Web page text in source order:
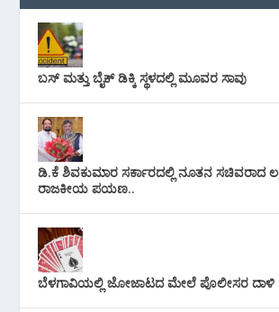
ಬಸ್ ಮತ್ತು ಬೈಕ್ ಡಿಕ್ಕಿ ಸ್ಥಳದಲ್ಲಿ ಮೂವರ ಸಾವು
ಡಿ.ಕೆ ಶಿವಕುಮಾರ ಸರ್ಕಾರದಲ್ಲಿ ನೂತನ ಸಚಿವರಾದ
ರಾಜಕೀಯ ಪಯಣ..
ಬೆಳಗಾವಿಯಲ್ಲಿ ಜೋಜಾಟದ ಮೇಲೆ ಪೊಲೀಸರ ದಾಳಿ